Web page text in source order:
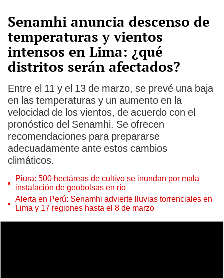
Senamhi anuncia descenso de
temperaturas y vientos
intensos en Lima: ¿qué
distritos serán afectados?
Entre el 11 y el 13 de marzo, se prevé una baja
en las temperaturas y un aumento en la
velocidad de los vientos, de acuerdo con el
pronóstico del Senamhi. Se ofrecen
recomendaciones para prepararse
adecuadamente ante estos cambios
climáticos.
Piura: 500 hectáreas de cultivo se inundan por mala
instalación de geobolsas en río
Alerta en Perú: Senamhi advierte lluvias torrenciales en
Lima y 17 regiones hasta el 8 de marzo